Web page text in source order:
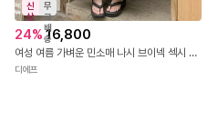
신
상
무
료
배
송
24% 16,800
여성 여름 가벼운 민소매 나시 브이넥 섹시 나들이 휴양지 데일리 롱 원피스 베스트민소매브이넥롱원피스
디에프